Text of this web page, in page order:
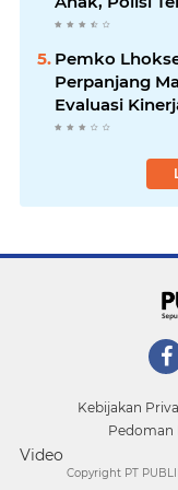
Pemko
Perpanjang
Evaluasi
Tiga Bulan
Kebijakan
Pedoman
Video
Copyright PT